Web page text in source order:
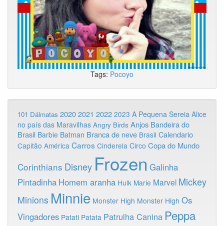
Tags: Pocoyo
101 Dálmatas 2020 2021 2022 2023 A Pequena Sereia Alice
no país das Maravilhas Angry Birds Anjos Bandeira do
Brasil Barbie Batman Branca de neve Brasil Calendario
Capitão América Carros Cinderela Circo Copa do Mundo
Corinthians Disney Frozen Galinha
Pintadinha Homem aranha Hulk Marie Marvel Mickey
Minions Minnie Monster High Monster High Os
Vingadores Patati Patata Patrulha Canina Peppa